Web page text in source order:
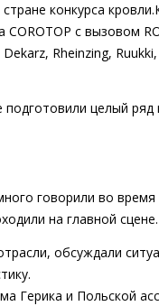
конкурса
с вызовом
Rheinzing,
целый ряд
говорили во время
на главной сцене.
обсуждали
Герика и Польской